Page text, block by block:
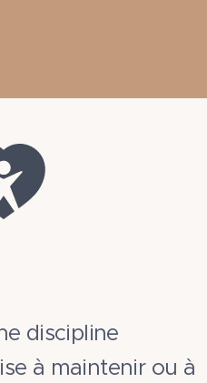
discipline
à maintenir ou à